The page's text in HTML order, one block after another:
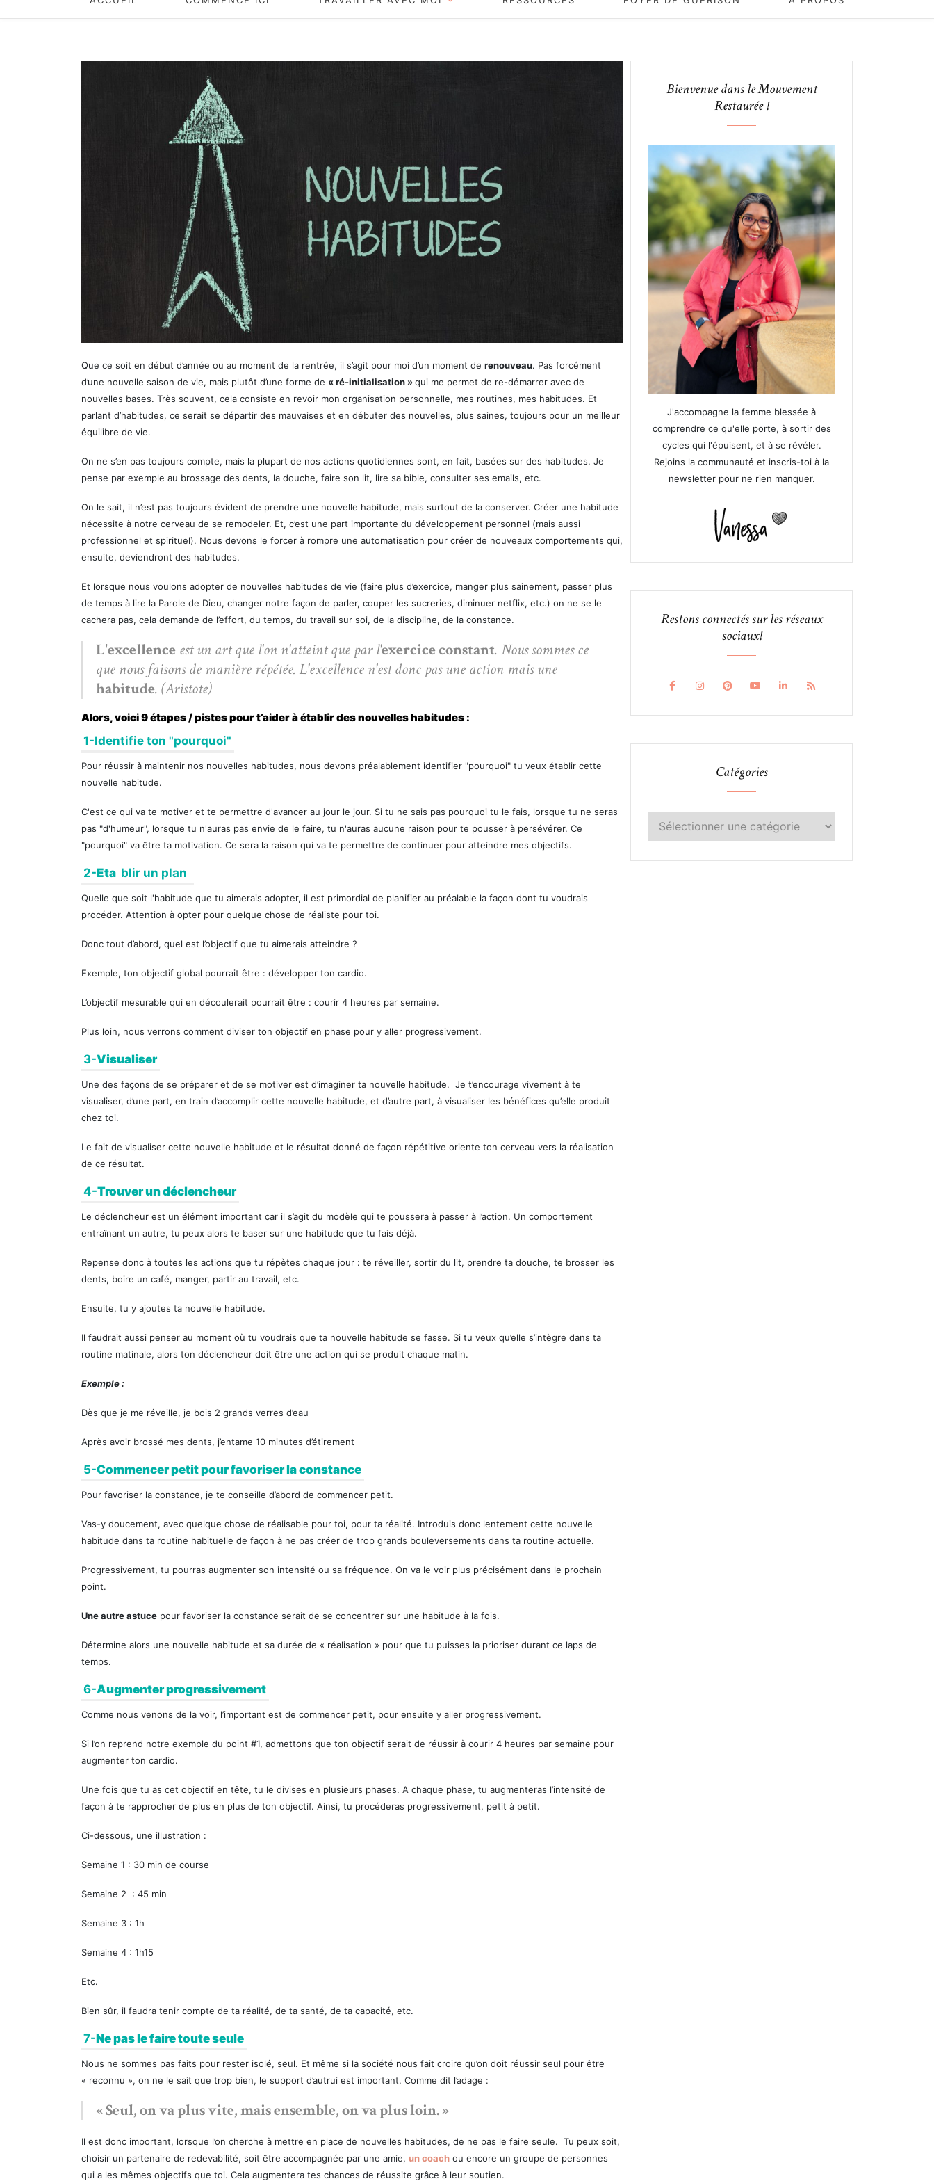
Que ce soit en début d’année ou au moment de la rentrée, il s’agit pour moi d’un moment de renouveau. Pas forcément
d’une nouvelle saison de vie, mais plutôt d’une forme de « ré-initialisation »qui me permet de re-démarrer avec de
nouvelles bases. Très souvent, cela consiste en revoir mon organisation personnelle, mes routines, mes habitudes. Et
parlant d’habitudes, ce serait se départir des mauvaises et en débuter des nouvelles, plus saines, toujours pour un meilleur
équilibre de vie.
On ne s’en pas toujours compte, mais la plupart de nos actions quotidiennes sont, en fait, basées sur des habitudes. Je
pense par exemple au brossage des dents, la douche, faire son lit, lire sa bible, consulter ses emails, etc.
On le sait, il n’est pas toujours évident de prendre une nouvelle habitude, mais surtout de la conserver. Créer une habitude
nécessite à notre cerveau de se remodeler. Et, c’est une part importante du développement personnel (mais aussi
professionnel et spirituel). Nous devons le forcer à rompre une automatisation pour créer de nouveaux comportements qui,
ensuite, deviendront des habitudes.
Et lorsque nous voulons adopter de nouvelles habitudes de vie (faire plus d’exercice, manger plus sainement, passer plus
de temps à lire la Parole de Dieu, changer notre façon de parler, couper les sucreries, diminuer netflix, etc.) on ne se le
cachera pas, cela demande de l’effort, du temps, du travail sur soi, de la discipline, de la constance.
L'excellence est un art que l'on n'atteint que par l'exercice constant. Nous sommes ce
que nous faisons de manière répétée. L'excellence n'est donc pas une action mais une
habitude. (Aristote)
Alors, voici 9 étapes / pistes pour t’aider à établir des nouvelles habitudes :
1-Identifie ton "pourquoi"
Pour réussir à maintenir nos nouvelles habitudes, nous devons préalablement identifier "pourquoi" tu veux établir cette
nouvelle habitude.
C'est ce qui va te motiver et te permettre d'avancer au jour le jour. Si tu ne sais pas pourquoi tu le fais, lorsque tu ne seras
pas "d'humeur", lorsque tu n'auras pas envie de le faire, tu n'auras aucune raison pour te pousser à persévérer. Ce
"pourquoi" va être ta motivation. Ce sera la raison qui va te permettre de continuer pour atteindre mes objectifs.
2-Eta blir un plan
Quelle que soit l'habitude que tu aimerais adopter, il est primordial de planifier au préalable la façon dont tu voudrais
procéder. Attention à opter pour quelque chose de réaliste pour toi.
Donc tout d’abord, quel est l’objectif que tu aimerais atteindre ?
Exemple, ton objectif global pourrait être : développer ton cardio.
L’objectif mesurable qui en découlerait pourrait être : courir 4 heures par semaine.
Plus loin, nous verrons comment diviser ton objectif en phase pour y aller progressivement.
3-Visualiser
Une des façons de se préparer et de se motiver est d’imaginer ta nouvelle habitude. Je t’encourage vivement à te
visualiser, d’une part, en train d’accomplir cette nouvelle habitude, et d’autre part, à visualiser les bénéfices qu’elle produit
chez toi.
Le fait de visualiser cette nouvelle habitude et le résultat donné de façon répétitive oriente ton cerveau vers la réalisation
de ce résultat.
4-Trouver un déclencheur
Le déclencheur est un élément important car il s’agit du modèle qui te poussera à passer à l’action. Un comportement
entraînant un autre, tu peux alors te baser sur une habitude que tu fais déjà.
Repense donc à toutes les actions que tu répètes chaque jour : te réveiller, sortir du lit, prendre ta douche, te brosser les
dents, boire un café, manger, partir au travail, etc.
Ensuite, tu y ajoutes ta nouvelle habitude.
Il faudrait aussi penser au moment où tu voudrais que ta nouvelle habitude se fasse. Si tu veux qu’elle s’intègre dans ta
routine matinale, alors ton déclencheur doit être une action qui se produit chaque matin.
Exemple :
Dès que je me réveille, je bois 2 grands verres d’eau
Après avoir brossé mes dents, j’entame 10 minutes d’étirement
5-Commencer petit pour favoriser la constance
Pour favoriser la constance, je te conseille d’abord de commencer petit.
Vas-y doucement, avec quelque chose de réalisable pour toi, pour ta réalité. Introduis donc lentement cette nouvelle
habitude dans ta routine habituelle de façon à ne pas créer de trop grands bouleversements dans ta routine actuelle.
Progressivement, tu pourras augmenter son intensité ou sa fréquence. On va le voir plus précisément dans le prochain
point.
Une autre astuce pour favoriser la constance serait de se concentrer sur une habitude à la fois.
Détermine alors une nouvelle habitude et sa durée de « réalisation » pour que tu puisses la prioriser durant ce laps de
temps.
6-Augmenter progressivement
Comme nous venons de la voir, l’important est de commencer petit, pour ensuite y aller progressivement.
Si l’on reprend notre exemple du point #1, admettons que ton objectif serait de réussir à courir 4 heures par semaine pour
augmenter ton cardio.
Une fois que tu as cet objectif en tête, tu le divises en plusieurs phases. A chaque phase, tu augmenteras l’intensité de
façon à te rapprocher de plus en plus de ton objectif. Ainsi, tu procéderas progressivement, petit à petit.
Ci-dessous, une illustration :
Semaine 1 : 30 min de course
Semaine 2 : 45 min
Semaine 3 : 1h
Semaine 4 : 1h15
Etc.
Bien sûr, il faudra tenir compte de ta réalité, de ta santé, de ta capacité, etc.
7-Ne pas le faire toute seule
Nous ne sommes pas faits pour rester isolé, seul. Et même si la société nous fait croire qu’on doit réussir seul pour être
« reconnu », on ne le sait que trop bien, le support d’autrui est important. Comme dit l’adage :
« Seul, on va plus vite, mais ensemble, on va plus loin. »
Il est donc important, lorsque l’on cherche à mettre en place de nouvelles habitudes, de ne pas le faire seule. Tu peux soit,
choisir un partenaire de redevabilité, soit être accompagnée par une amie, un coach ou encore un groupe de personnes
qui a les mêmes objectifs que toi. Cela augmentera tes chances de réussite grâce à leur soutien.
Bienvenue dans le Mouvement
Restaurée !
J'accompagne la femme blessée à
comprendre ce qu'elle porte, à sortir des
cycles qui l'épuisent, et à se révéler.
Rejoins la communauté et inscris-toi à la
newsletter pour ne rien manquer.
Restons connectés sur les réseaux
sociaux!
Catégories